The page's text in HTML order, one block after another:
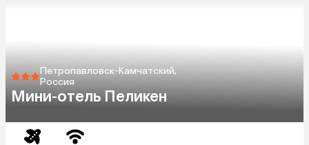
Петропавловск-Камчатский,
Россия
Мини-отель Пеликен